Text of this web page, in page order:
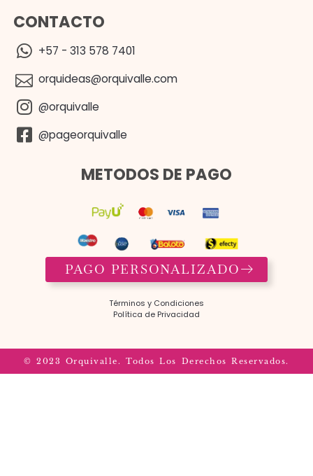
CONTACTO
+57 - 313 578 7401
orquideas@orquivalle.com
@orquivalle
@pageorquivalle
METODOS DE PAGO
PAGO PERSONALIZADO
Términos y Condiciones​
Política de Privacidad
© 2023 Orquivalle. Todos Los Derechos Reservados.